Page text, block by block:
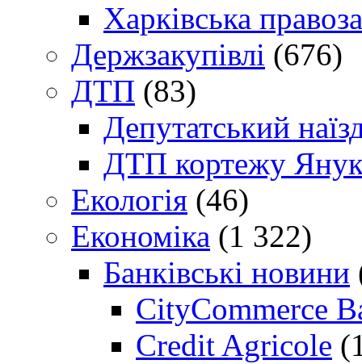
Харківська
Держзакупівлі (676)
ДТП (83)
Депутатський
ДТП кортежу
Екологія (46)
Економіка (1 322)
Банківські новини
CityCommerce
Credit Agricole